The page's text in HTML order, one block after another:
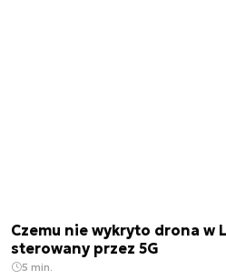
Czemu nie wykryto drona w
sterowany przez 5G
5 min.